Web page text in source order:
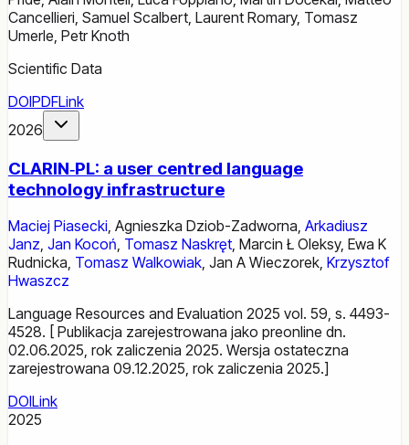
Cancellieri Samuel Scalbert Laurent Romary, Tomasz
Umerle Petr Knoth
Scientific Data
DOIPDFLink
2026
CLARIN‑PL: a user centred language
technology infrastructure
Maciej Piasecki, Agnieszka Dziob-Zadworna, Arkadiusz
Janz, Jan Kocoń, Tomasz Naskręt, Marcin Ł Oleksy, Ewa K
Rudnicka, Tomasz Walkowiak, Jan A Wieczorek, Krzysztof
Hwaszcz
Language Resources and Evaluation 2025 vol. 59, s. 4493-
4528. [ Publikacja zarejestrowana jako preonline dn.
02.06.2025, rok zaliczenia 2025. Wersja ostateczna
zarejestrowana 09.12.2025, rok zaliczenia 2025.]
DOILink
2025